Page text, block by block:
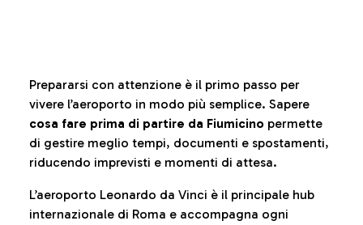
Prepararsi con attenzione è il primo passo per
vivere l’aeroporto in modo più semplice. Sapere
cosa fare prima di partire da Fiumicino permette
di gestire meglio tempi, documenti e spostamenti,
riducendo imprevisti e momenti di attesa.
L’aeroporto Leonardo da Vinci è il principale hub
internazionale di Roma e accompagna ogni